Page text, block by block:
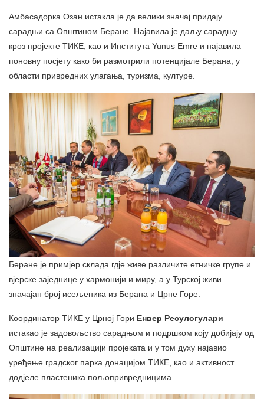
Амбасадорка Озан истакла је да велики значај придају
сарадњи са Општином Беране. Најавила је даљу сарадњу
кроз пројекте ТИКЕ, као и Института Yunus Emre и најавила
поновну посјету како би размотрили потенцијале Берана, у
области привредних улагања, туризма, културе.
Беране је примјер склада гдје живе различите етничке групе и
вјерске заједнице у хармонији и миру, а у Турској живи
значајан број исељеника из Берана и Црне Горе.
Координатор ТИКЕ у Црној Гори Енвер Ресулогулари
истакао је задовољство сарадњом и подршком коју добијају од
Општине на реализацији пројеката и у том духу најавио
уређење градског парка донацијом ТИКЕ, као и активност
додјеле пластеника пољопривредницима.